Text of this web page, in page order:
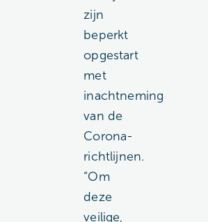
zijn
beperkt
opgestart
met
inachtneming
van de
Corona-
richtlijnen.
“Om
deze
veilige,